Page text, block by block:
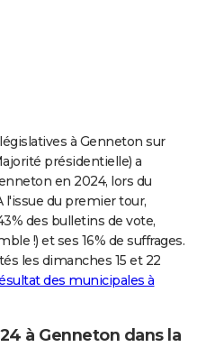
à Genneton sur
présidentielle) a
en 2024, lors du
l'issue du premier tour,
des bulletins de vote,
!) et ses 16% de suffrages.
les dimanches 15 et 22
des municipales à
à Genneton dans la